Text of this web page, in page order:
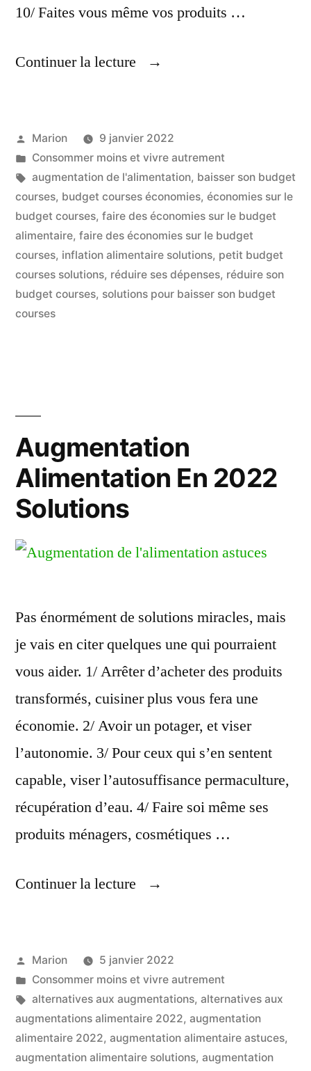
10/ Faites vous même vos produits …
Continuer la lecture
« Faire
Sur
Le
Budget
Courses »
Publié
par
Marion
9 janvier 2022
Publié
dans
Consommer moins et vivre autrement
Étiquettes :
augmentation de l'alimentation, baisser son budget
courses, budget courses économies, économies sur le
budget courses, faire des économies sur le budget
alimentaire, faire des économies sur le budget
courses, inflation alimentaire solutions, petit budget
courses solutions, réduire ses dépenses, réduire son
budget courses, solutions pour baisser son budget
courses
Augmentation
Alimentation En 2022
Solutions
Pas énormément de solutions miracles, mais
je vais en citer quelques une qui pourraient
vous aider. 1/ Arrêter d’acheter des produits
transformés, cuisiner plus vous fera une
économie. 2/ Avoir un potager, et viser
l’autonomie. 3/ Pour ceux qui s’en sentent
capable, viser l’autosuffisance permaculture,
récupération d’eau. 4/ Faire soi même ses
produits ménagers, cosmétiques …
Continuer la lecture
« Augmentation
2022
Solutions »
Publié
par
Marion
5 janvier 2022
Publié
dans
Consommer moins et vivre autrement
Étiquettes :
alternatives aux augmentations, alternatives aux
augmentations alimentaire 2022, augmentation
alimentaire 2022, augmentation alimentaire astuces,
augmentation alimentaire solutions, augmentation